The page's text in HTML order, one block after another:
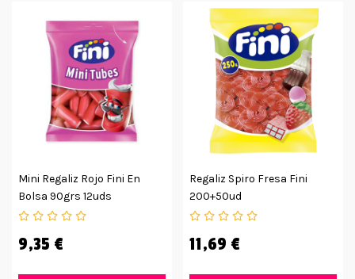
Mini Regaliz Rojo Fini En
Bolsa 90grs 12uds
9,35 €
Regaliz Spiro Fresa Fini
200+50ud
11,69 €